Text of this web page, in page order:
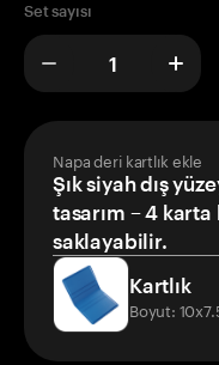
Set sayısı
Napa deri kartlık ekle
Şık siyah dış
tasarım – 4 karta
saklayabilir.
Kartlık
Boyut: